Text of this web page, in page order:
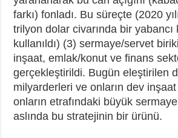
farkı) fonladı. Bu süreçte (2020
trilyon dolar civarında bir yabancı
kullanıldı) (3) sermaye/servet
inşaat, emlak/konut ve finans
gerçekleştirildi. Bugün eleştirilen
milyarderleri ve onların dev
onların etrafındaki büyük
aslında bu stratejinin bir ürünü.